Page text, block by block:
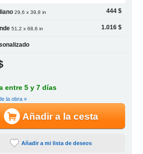
29,6 x 39,8 in 444 $
51,2 x 68,6 in 1.016 $
entre 5 y 7 días
la obra »
Añadir a la cesta
Añadir a mi lista de deseos